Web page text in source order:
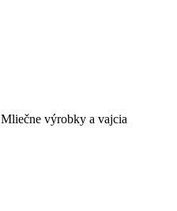
Mliečne výrobky a vajcia